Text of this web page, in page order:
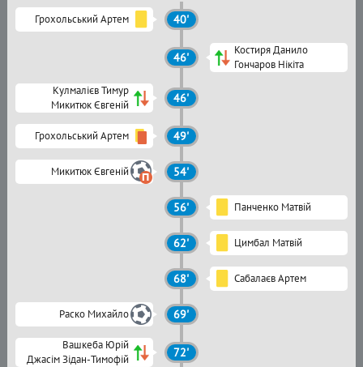
Грохольський Артем 40'
46'
Костиря Данило
Гончаров Нікіта
Кулмалієв Тимур
Микитюк Євгеній
46'
Грохольський Артем 49'
Микитюк Євгеній 54'
56' Панченко Матвій
62' Цимбал Матвій
68' Сабалаєв Артем
Раско Михайло 69'
Вашкеба Юрій
Джасім Зідан-Тимофій
72'